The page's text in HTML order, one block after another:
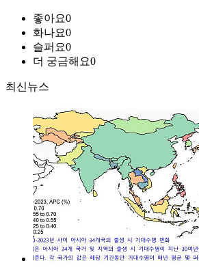
좋아요0
화나요0
슬퍼요0
더 궁금해요0
최신뉴스